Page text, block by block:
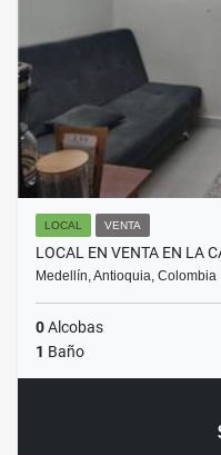
LOCAL VENTA
LOCAL EN VENTA EN LA
Medellín, Antioquia, Colombia
0Alcobas
1 Baño